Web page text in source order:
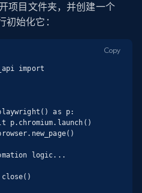
项目文件夹，并创建一个
始化它：
import
Copy